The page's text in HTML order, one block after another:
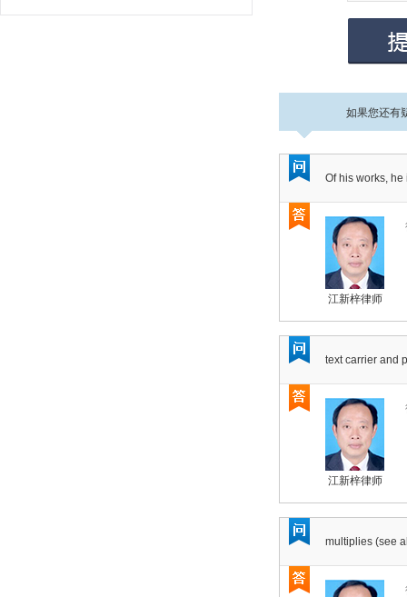
如果您还有
Of his works,
江新梓律师
text carrier and
江新梓律师
multiplies (see